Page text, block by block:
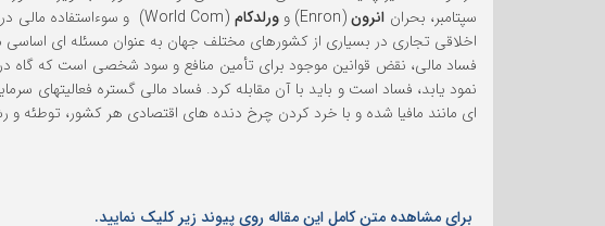
سپتامبر، بحران انرون(Enron) و ورلدکام (World Com) و سوءاستفاده مالی در شرکت بین المللی
اخلاقی تجاری در بسیاری از کشورهای مختلف جهان به عنوان مسئله ای
فساد مالی، نقض قوانین موجود برای تأمین منافع و سود شخصی است که گاه
نمود یابد، فساد است و باید با آن مقابله کرد. فساد مالی گستره فعالیتهای
ای مانند مافیا شده و با خرد کردن چرخ دنده های اقتصادی هر کشور، توطئه
برای مشاهده متن کامل این مقاله روی پیوند زیر کلیک نمایید.